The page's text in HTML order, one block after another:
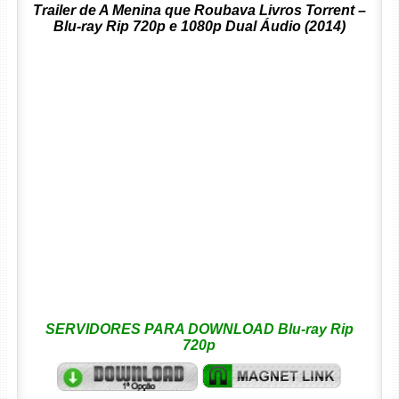
Trailer de A Menina que Roubava Livros Torrent –
Blu-ray Rip 720p e 1080p Dual Áudio (2014)
SERVIDORES PARA DOWNLOAD Blu-ray Rip
720p